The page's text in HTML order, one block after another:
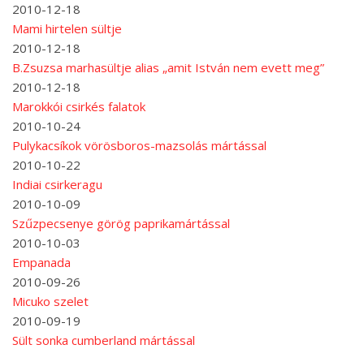
2010-12-18
Mami hirtelen sültje
2010-12-18
B.Zsuzsa marhasültje alias „amit István nem evett meg”
2010-12-18
Marokkói csirkés falatok
2010-10-24
Pulykacsíkok vörösboros-mazsolás mártással
2010-10-22
Indiai csirkeragu
2010-10-09
Szűzpecsenye görög paprikamártással
2010-10-03
Empanada
2010-09-26
Micuko szelet
2010-09-19
Sült sonka cumberland mártással